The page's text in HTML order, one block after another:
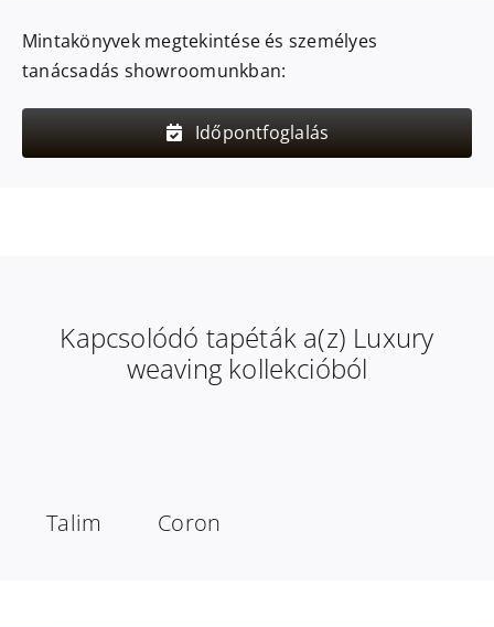
Mintakönyvek megtekintése és személyes
tanácsadás showroomunkban:
Időpontfoglalás
Kapcsolódó tapéták a(z) Luxury
weaving kollekcióból
Talim Coron